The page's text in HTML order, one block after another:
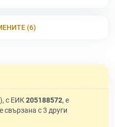
(6)
с ЕИК205188572, е
свързана с 3 други